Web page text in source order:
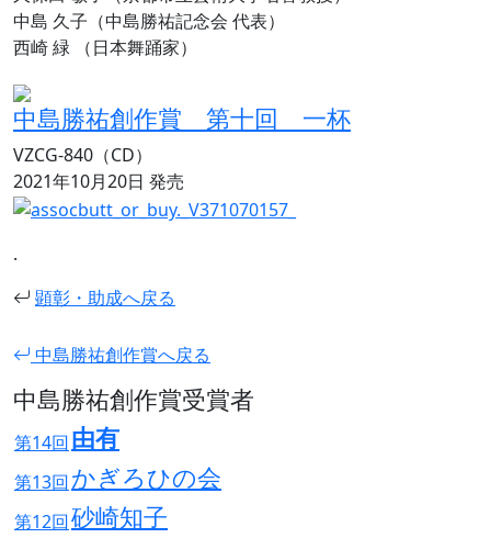
中島 久子（中島勝祐記念会 代表）
西崎 緑 （日本舞踊家）
中島勝祐創作賞 第十回 一杯
VZCG-840（CD）
2021年10月20日 発売
.
顕彰・助成へ戻る
中島勝祐創作賞へ戻る
中島勝祐創作賞受賞者
第14回由有
第13回かぎろひの会
第12回砂崎知子